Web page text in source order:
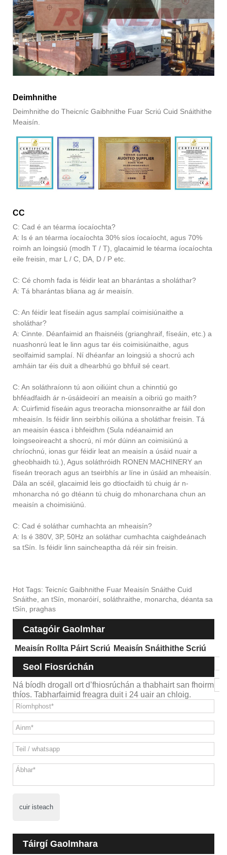
Deimhnithe
Deimhnithe do Theicníc Gaibhnithe Fuar Scriú Cuid Snáithithe
Meaisín.
CC
C: Cad é an téarma íocaíochta?
A: Is é an téarma íocaíochta 30% síos íocaíocht, agus 70%
roimh an loingsiú (modh T / T), glacaimid le téarma íocaíochta
eile freisin, mar L / C, DA, D / P etc.
C: Cé chomh fada is féidir leat an bharántas a sholáthar?
A: Tá bharántas bliana ag ár meaisín.
C: An féidir leat físeáin agus samplaí coimisiúnaithe a
sholáthar?
A: Cinnte. Déanfaimid an fhaisnéis (grianghraif, físeáin, etc.) a
nuashonrú leat le linn agus tar éis coimisiúnaithe, agus
seolfaimid samplaí. Ní dhéanfar an loingsiú a shocrú ach
amháin tar éis duit a dhearbhú go bhfuil sé ceart.
C: An soláthraíonn tú aon oiliúint chun a chinntiú go
bhféadfaidh ár n-úsáideoirí an meaisín a oibriú go maith?
A: Cuirfimid físeáin agus treoracha mionsonraithe ar fáil don
mheaisín. Is féidir linn seirbhís oiliúna a sholáthar freisin. Tá
an meaisín éasca i bhfeidhm (Sula ndéanaimid an
loingseoireacht a shocrú, ní mór dúinn an coimisiúnú a
chríochnú, ionas gur féidir leat an meaisín a úsáid nuair a
gheobhaidh tú.), Agus soláthróidh RONEN MACHINERY an
físeán treorach agus an tseirbhís ar líne in úsáid an mheaisín.
Dála an scéil, glacaimid leis go dtiocfaidh tú chuig ár n-
mhonarcha nó go dtéann tú chuig do mhonarchana chun an
meaisín a choimisiúnú.
C: Cad é soláthar cumhachta an mheaisín?
A: Is é 380V, 3P, 50Hz an soláthar cumhachta caighdeánach
sa tSín. Is féidir linn saincheaptha dá réir sin freisin.
Hot Tags: Teicníc Gaibhnithe Fuar Meaisín Snáithe Cuid
Snáithe, an tSín, monaróirí, soláthraithe, monarcha, déanta sa
tSín, praghas
Catagóir Gaolmhar
Meaisín Rollta Páirt Scriú Meaisín Snáithithe Scriú
Seol Fiosrúchán
Ná bíodh drogall ort d’fhiosrúchán a thabhairt san fhoirm
thíos. Tabharfaimid freagra duit i 24 uair an chloig.
cuir isteach
Táirgí Gaolmhara